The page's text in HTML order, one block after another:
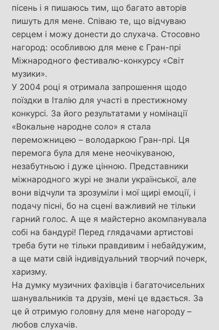
пісень і я пишаюсь тим, що багато авторів
пишуть для мене. Співаю те, що відчуваю
серцем і можу донести до слухача. Стосовно
нагород: особливою для мене є Гран-прі
Міжнародного фестивалю-конкурсу «Світ
музики».
У 2004 році я отримала запрошення щодо
поїздки в Італію для участі в престижному
конкурсі. За його результатами у номінації
«Вокальне народне соло» я стала
переможницею – володаркою Гран-прі. Ця
перемога була для мене неочікуваною,
незабутньою і дуже цінною. Представники
міжнародного журі не знали української, але
вони відчули та зрозуміли і мої щирі емоції, і
подачу пісні, бо на сцені важливий не тільки
гарний голос. А ще я майстерно акомпанувала
собі на бандурі! Перед глядачами артистові
треба бути не тільки правдивим і небайдужим,
а ще мати свій індивідуальний творчий почерк,
харизму.
На думку музичних фахівців і багаточисельних
шанувальників та друзів, мені це вдається. За
це й отримую головну для мене нагороду –
любов слухачів.